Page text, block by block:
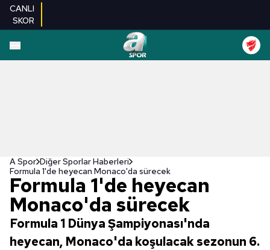
CANLI
SKOR
A Spor Diğer Sporlar Haberleri
Formula 1'de heyecan Monaco'da sürecek
Formula 1'de heyecan
Monaco'da sürecek
Formula 1 Dünya Şampiyonası'nda
heyecan, Monaco'da koşulacak sezonun 6.